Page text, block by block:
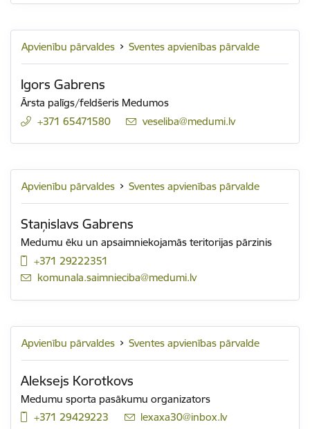
Apvienību pārvaldes Sventes apvienības pārvalde
Igors Gabrens
Ārsta palīgs/feldšeris Medumos
+371 65471580
E-pasts:
veseliba@medumi.lv
Apvienību pārvaldes Sventes apvienības pārvalde
Staņislavs Gabrens
Medumu ēku un apsaimniekojamās teritorijas pārzinis
+371 29222351
E-pasts:
komunala.saimnieciba@medumi.lv
Apvienību pārvaldes Sventes apvienības pārvalde
Aleksejs Korotkovs
Medumu sporta pasākumu organizators
+371 29429223
E-pasts:
lexaxa30@inbox.lv